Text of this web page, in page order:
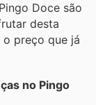
Doce são
desta
preço que já
no Pingo